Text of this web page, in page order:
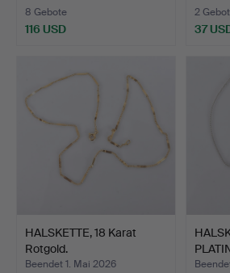
8 Gebote
116 USD
2
37
HALSKETTE, 18 Karat
Rotgold.
Beendet 1. Mai 2026